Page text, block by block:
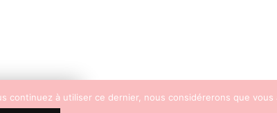
ME!
à utiliser ce dernier, nous considérerons que